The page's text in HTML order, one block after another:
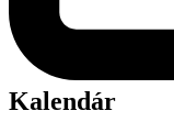
Kalendár